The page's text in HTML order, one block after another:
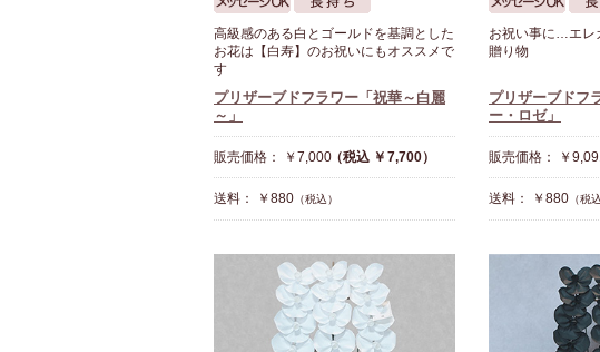
高級感のある白とゴールドを基調とした
お花は【白寿】のお祝いにもオススメで
す
プリザーブドフラワー「祝華～白麗
～」
販売価格： ￥7,000（税込 ￥7,700）
送料： ￥880 （税込）
お祝い事に…エレ
贈り物
プリザーブドフ
ー・ロゼ」
販売価格： ￥
送料： ￥880 （税